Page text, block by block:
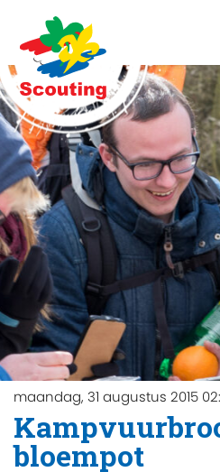
maandag, 31 augustus 2015
bloempot